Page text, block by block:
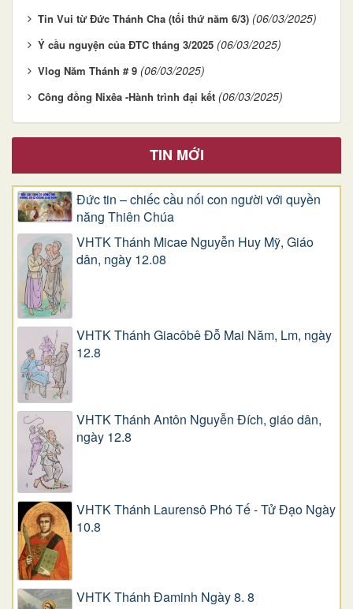
Tin Vui từ Đức Thánh Cha (tối thứ năm 6/3) (06/03/2025)
Ý cầu nguyện của ĐTC tháng 3/2025 (06/03/2025)
Vlog Năm Thánh # 9 (06/03/2025)
Công đồng Nixêa -Hành trình đại kết (06/03/2025)
TIN MỚI
Đức tin – chiếc cầu nối con người với quyền
năng Thiên Chúa
VHTK Thánh Micae Nguyễn Huy Mỹ, Giáo
dân, ngày 12.08
VHTK Thánh Giacôbê Ðỗ Mai Năm, Lm, ngày
12.8
VHTK Thánh Antôn Nguyễn Ðích, giáo dân,
ngày 12.8
VHTK Thánh Laurensô Phó Tế - Tử Đạo Ngày
10.8
VHTK Thánh Đaminh Ngày 8. 8